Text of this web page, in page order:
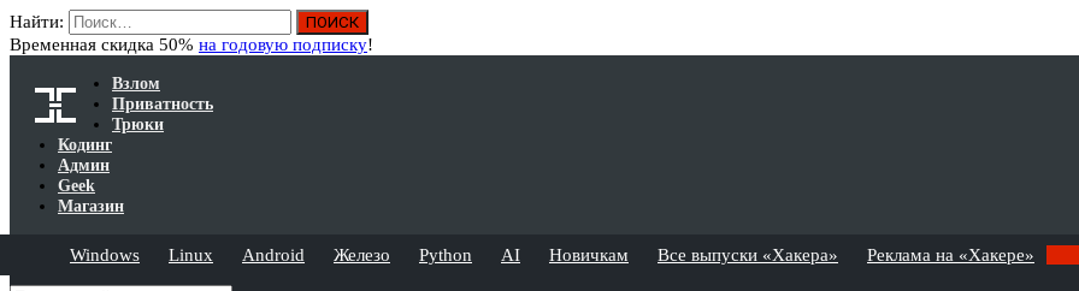
Найти:
Временная скидка 50% на годовую подписку!
Взлом
Приватность
Трюки
Кодинг
Админ
Geek
Магазин
Windows Linux Android Железо Python AI Новичкам Все выпуски «Хакера» Реклама на «Хакере»